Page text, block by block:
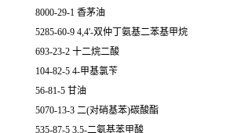
8000-29-1 香茅油
5285-60-9 4,4'-双仲丁氨基二苯基甲烷
693-23-2 十二烷二酸
104-82-5 4-甲基氯苄
56-81-5 甘油
5070-13-3 二(对硝基苯)碳酸酯
535-87-5 3,5-二氨基苯甲酸